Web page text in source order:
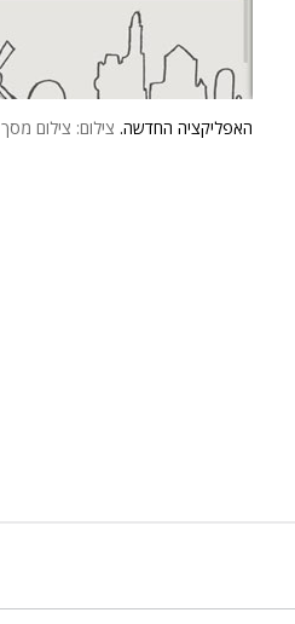
האפליקציה החדשה. צילום: צילום מסך